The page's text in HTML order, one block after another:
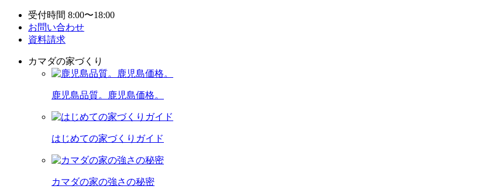
受付時間 8:00〜18:00
お問い合わせ
資料請求
カマダの家づくり
鹿児島品質。鹿児島価格。
はじめての家づくりガイド
カマダの家の強さの秘密